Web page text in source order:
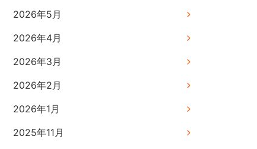
2026年5月
2026年4月
2026年3月
2026年2月
2026年1月
2025年11月